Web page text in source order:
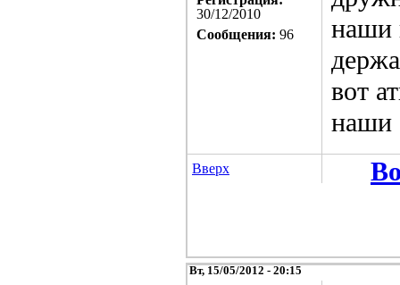
30/12/2010
Сообщения: 96
наши
вот
наши
Вверх
Вт, 15/05/2012 - 20:15